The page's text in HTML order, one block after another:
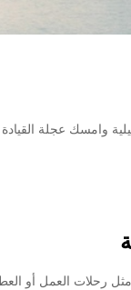
وامسك عجلة
مثل رحلات العمل أو